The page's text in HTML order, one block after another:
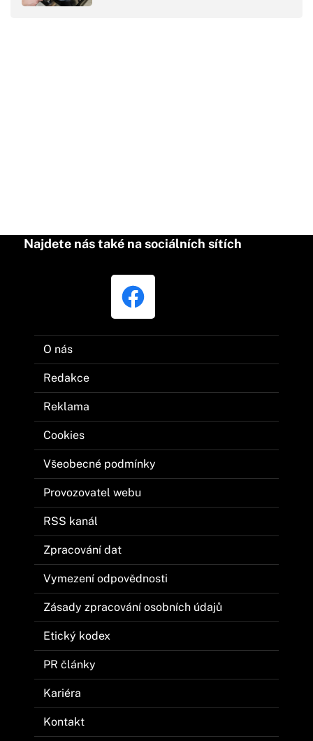
Najdete nás také na sociálních sítích
O nás
Redakce
Reklama
Cookies
Všeobecné podmínky
Provozovatel webu
RSS kanál
Zpracování dat
Vymezení odpovědnosti
Zásady zpracování osobních údajů
Etický kodex
PR články
Kariéra
Kontakt